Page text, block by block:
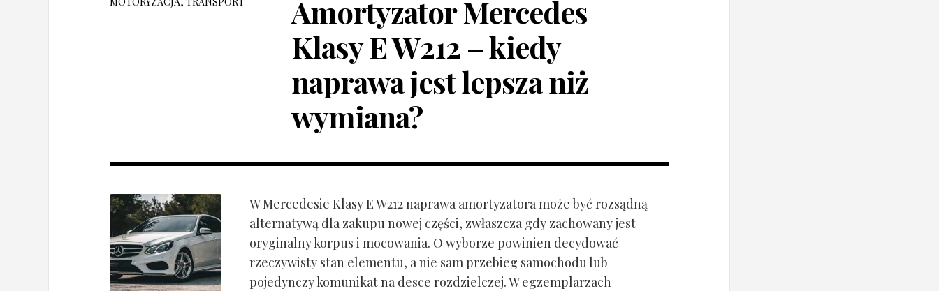
Amortyzator Mercedes
Klasy E W212 – kiedy
naprawa jest lepsza niż
wymiana?
W Mercedesie Klasy E W212 naprawa amortyzatora może być rozsądną
alternatywą dla zakupu nowej części, zwłaszcza gdy zachowany jest
oryginalny korpus i mocowania. O wyborze powinien decydować
rzeczywisty stan elementu, a nie sam przebieg samochodu lub
pojedynczy komunikat na desce rozdzielczej. W egzemplarzach